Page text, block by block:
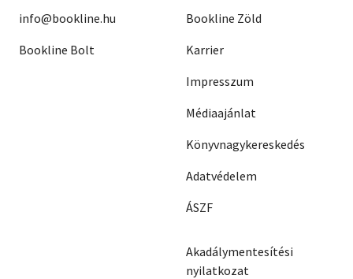
info@bookline.hu
Bookline Bolt
Bookline Zöld
Karrier
Impresszum
Médiaajánlat
Könyvnagykereskedés
Adatvédelem
ÁSZF
Akadálymentesítési
nyilatkozat